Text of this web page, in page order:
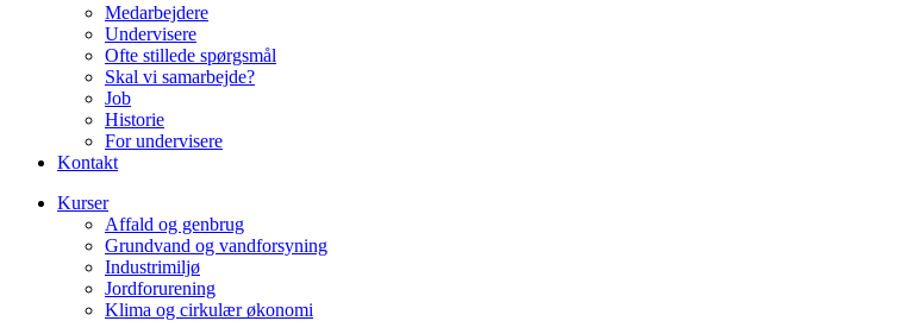
Medarbejdere
Undervisere
Ofte stillede spørgsmål
Skal vi samarbejde?
Job
Historie
For undervisere
Kontakt
Kurser
Affald og genbrug
Grundvand og vandforsyning
Industrimiljø
Jordforurening
Klima og cirkulær økonomi